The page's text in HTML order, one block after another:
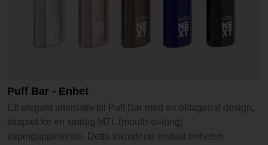
Puff Bar - Enhet
Ett elegant alternativ till Puff Bar med en oktagonal design,
skapad för en smidig MTL (mouth-to-lung)
vapingupplevelse. Detta inkluderar endast enheten